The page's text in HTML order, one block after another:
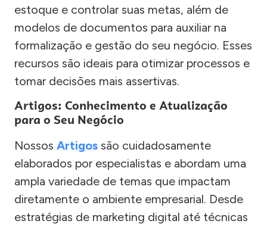
estoque e controlar suas metas, além de
modelos de documentos para auxiliar na
formalização e gestão do seu negócio. Esses
recursos são ideais para otimizar processos e
tomar decisões mais assertivas.
Artigos: Conhecimento e Atualização
para o Seu Negócio
Nossos Artigos são cuidadosamente
elaborados por especialistas e abordam uma
ampla variedade de temas que impactam
diretamente o ambiente empresarial. Desde
estratégias de marketing digital até técnicas